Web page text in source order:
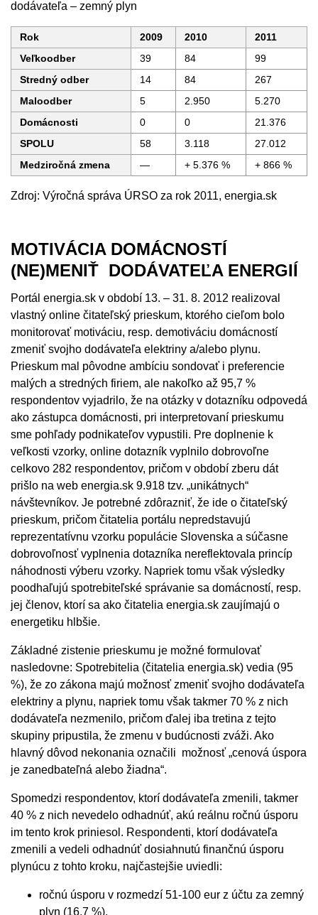
dodávateľa – zemný plyn
Rok 2009 2010
2011
Veľkoodber
39 84
99
Stredný odber
14 84
267
Maloodber
5 2.950
5.270
Domácnosti
0 0
21.376
SPOLU
58 3.118
27.012
Medziročná zmena
— + 5.376 % + 866 %
Zdroj: Výročná správa ÚRSO za rok 2011, energia.sk
MOTIVÁCIA DOMÁCNOSTÍ
(NE)MENIŤ DODÁVATEĽA ENERGIÍ
Portál energia.sk v období 13. – 31. 8. 2012 realizoval
vlastný online čitateľský prieskum, ktorého cieľom bolo
monitorovať motiváciu, resp. demotiváciu domácností
zmeniť svojho dodávateľa elektriny a/alebo plynu.
Prieskum mal pôvodne ambíciu sondovať i preferencie
malých a stredných firiem, ale nakoľko až 95,7 %
respondentov vyjadrilo, že na otázky v dotazníku odpovedá
ako zástupca domácnosti, pri interpretovaní prieskumu
sme pohľady podnikateľov vypustili. Pre doplnenie k
veľkosti vzorky, online dotazník vyplnilo dobrovoľne
celkovo 282 respondentov, pričom v období zberu dát
prišlo na web energia.sk 9.918 tzv. „unikátnych“
návštevníkov. Je potrebné zdôrazniť, že ide o čitateľský
prieskum, pričom čitatelia portálu nepredstavujú
reprezentatívnu vzorku populácie Slovenska a súčasne
dobrovoľnosť vyplnenia dotazníka nereflektovala princíp
náhodnosti výberu vzorky. Napriek tomu však výsledky
poodhaľujú spotrebiteľské správanie sa domácností, resp.
jej členov, ktorí sa ako čitatelia energia.sk zaujímajú o
energetiku hlbšie.
Základné zistenie prieskumu je možné formulovať
nasledovne: Spotrebitelia (čitatelia energia.sk) vedia (95
%), že zo zákona majú možnosť zmeniť svojho dodávateľa
elektriny a plynu, napriek tomu však takmer 70 % z nich
dodávateľa nezmenilo, pričom ďalej iba tretina z tejto
skupiny pripustila, že zmenu v budúcnosti zváži. Ako
hlavný dôvod nekonania označili možnosť „cenová úspora
je zanedbateľná alebo žiadna“.
Spomedzi respondentov, ktorí dodávateľa zmenili, takmer
40 % z nich nevedelo odhadnúť, akú reálnu ročnú úsporu
im tento krok priniesol. Respondenti, ktorí dodávateľa
zmenili a vedeli odhadnúť dosiahnutú finančnú úsporu
plynúcu z tohto kroku, najčastejšie uviedli:
ročnú úsporu v rozmedzí 51-100 eur z účtu za zemný
plyn (16,7 %),